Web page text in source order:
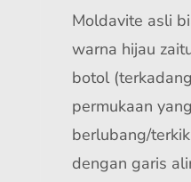
Moldavite asli
warna hijau
botol
permukaan yang
berlubang/
dengan garis